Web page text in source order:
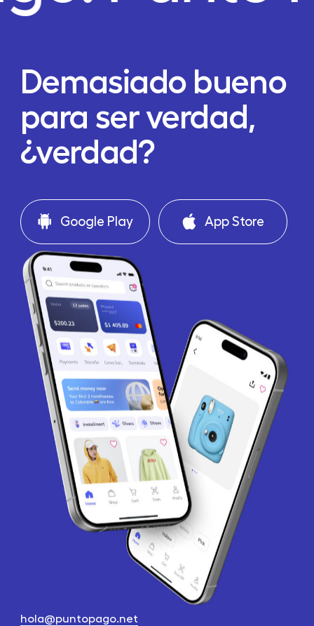
Demasiado bueno
para ser verdad,
¿verdad?
Google Play App Store
hola@puntopago.net